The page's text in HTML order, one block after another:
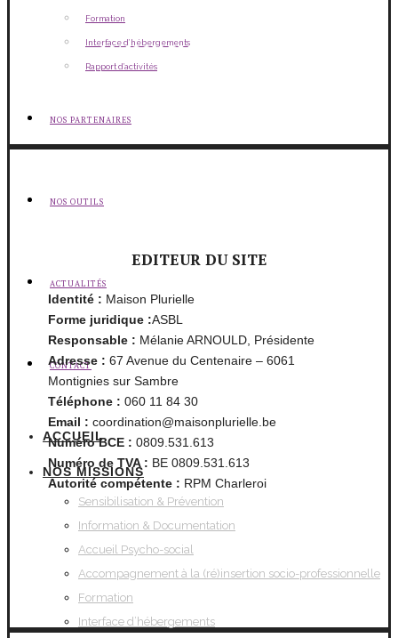
Formation
Interface d’hébergements
Rapport d’activités
NOS PARTENAIRES
NOS OUTILS
ACTUALITÉS
CONTACT
ACCUEIL
NOS MISSIONS
Sensibilisation & Prévention
Information & Documentation
Accueil Psycho-social
Accompagnement à la (ré)insertion socio-professionnelle
Formation
Interface d’hébergements
PERSONNELLES
MAISON PLURIELLE ASBL
EDITEUR DU SITE
Identité : Maison Plurielle
Forme juridique :ASBL
Responsable : Mélanie ARNOULD, Présidente
Adresse : 67 Avenue du Centenaire – 6061
Montignies sur Sambre
Téléphone : 060 11 84 30
Email : coordination@maisonplurielle.be
Numéro BCE : 0809.531.613
Numéro de TVA : BE 0809.531.613
Autorité compétente : RPM Charleroi